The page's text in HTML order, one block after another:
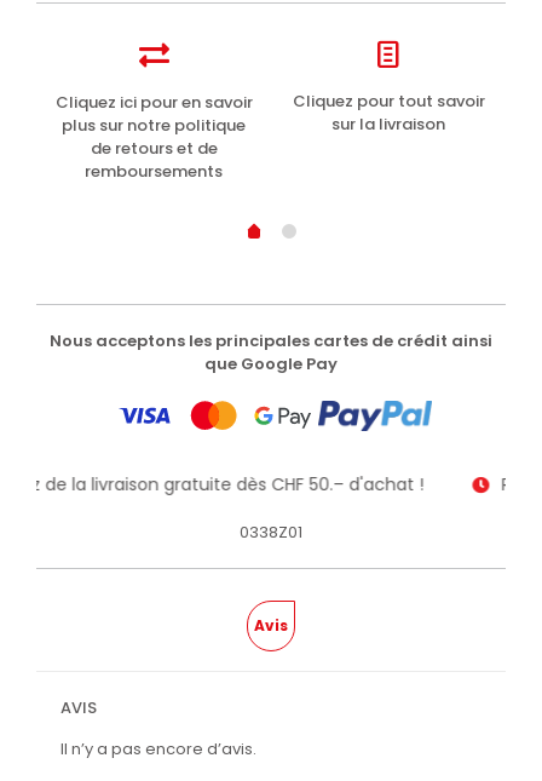
Cliquez ici pour en savoir
plus sur notre politique
de retours et de
remboursements
Cliquez pour tout savoir
sur la livraison
Nous acceptons les principales cartes de crédit ainsi
que Google Pay
de la livraison gratuite dès CHF 50.– d'achat !
0338Z01
Avis
AVIS
Il n’y a pas encore d’avis.